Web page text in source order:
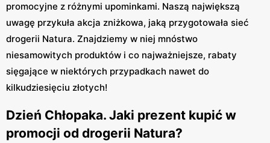
promocyjne z różnymi upominkami. Naszą największą
uwagę przykuła akcja zniżkowa, jaką przygotowała sieć
drogerii Natura. Znajdziemy w niej mnóstwo
niesamowitych produktów i co najważniejsze, rabaty
sięgające w niektórych przypadkach nawet do
kilkudziesięciu złotych!
Dzień Chłopaka. Jaki prezent kupić w
promocji od drogerii Natura?